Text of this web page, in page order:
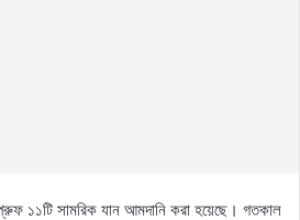
১১টি সামরিক যান আমদানি করা হয়েছে। গতকাল